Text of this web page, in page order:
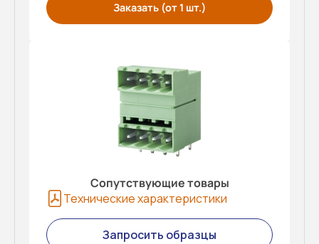
Заказать (от 1 шт.)
Сопутствующие товары
Технические характеристики
Запросить образцы